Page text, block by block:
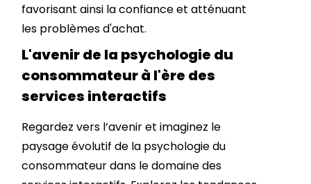
favorisant ainsi la confiance et atténuant
les problèmes d'achat.
L'avenir de la psychologie du
consommateur à l'ère des
services interactifs
Regardez vers l’avenir et imaginez le
paysage évolutif de la psychologie du
consommateur dans le domaine des